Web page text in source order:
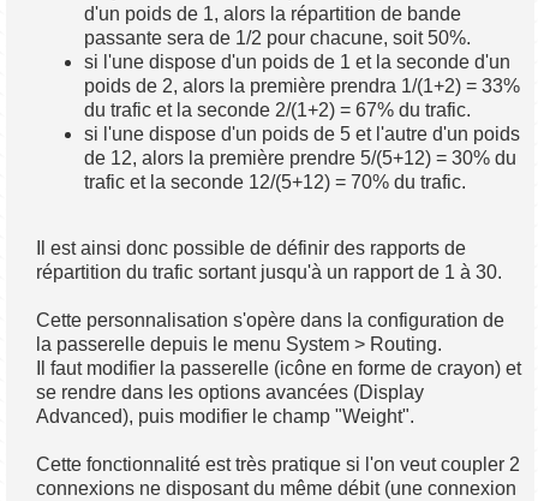
d'un poids de 1, alors la répartition de bande
passante sera de 1/2 pour chacune, soit 50%.
si l'une dispose d'un poids de 1 et la seconde d'un
poids de 2, alors la première prendra 1/(1+2) = 33%
du trafic et la seconde 2/(1+2) = 67% du trafic.
si l'une dispose d'un poids de 5 et l'autre d'un poids
de 12, alors la première prendre 5/(5+12) = 30% du
trafic et la seconde 12/(5+12) = 70% du trafic.
Il est ainsi donc possible de définir des rapports de
répartition du trafic sortant jusqu'à un rapport de 1 à 30.
Cette personnalisation s'opère dans la configuration de
la passerelle depuis le menu System > Routing.
Il faut modifier la passerelle (icône en forme de crayon) et
se rendre dans les options avancées (Display
Advanced), puis modifier le champ "Weight".
Cette fonctionnalité est très pratique si l'on veut coupler 2
connexions ne disposant du même débit (une connexion